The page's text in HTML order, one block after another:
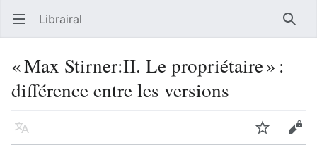
Ouvrir le menu principal Librairal
« Max Stirner:II. Le propriétaire » :
différence entre les versions
Langue Suivre